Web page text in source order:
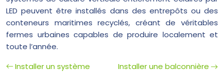
LED peuvent être installés dans des entrepôts ou des
conteneurs maritimes recyclés, créant de véritables
fermes urbaines capables de produire localement et
toute l’année.
Installer un système
Installer une balconnière